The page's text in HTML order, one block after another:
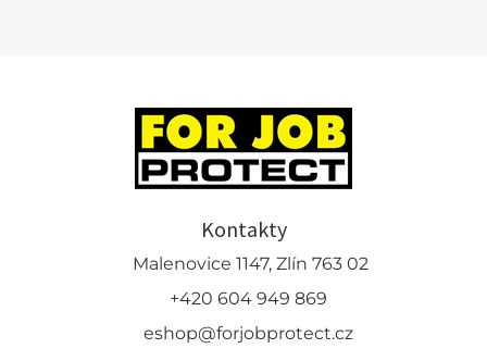
Kontakty
Malenovice 1147, Zlín 763 02
+420 604 949 869
eshop@forjobprotect.cz